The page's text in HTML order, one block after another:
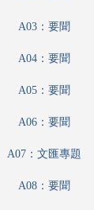
A03：要聞
A04：要聞
A05：要聞
A06：要聞
A07：文匯專題
A08：要聞